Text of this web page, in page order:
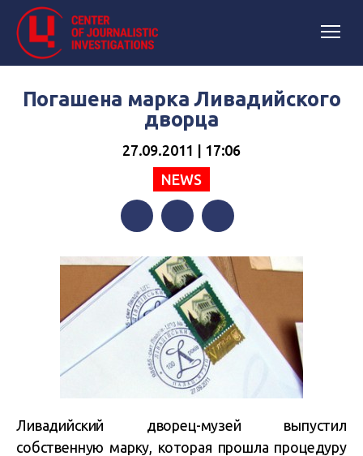
Погашена марка Ливадийского
дворца
27.09.2011 | 17:06
NEWS
Ливадийский дворец-музей выпустил
собственную марку, которая прошла процедуру